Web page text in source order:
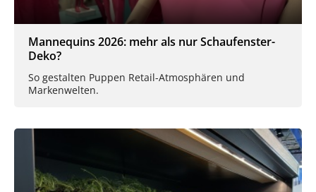
Mannequins 2026: mehr als nur Schaufenster-
Deko?
So gestalten Puppen Retail-Atmosphären und
Markenwelten.